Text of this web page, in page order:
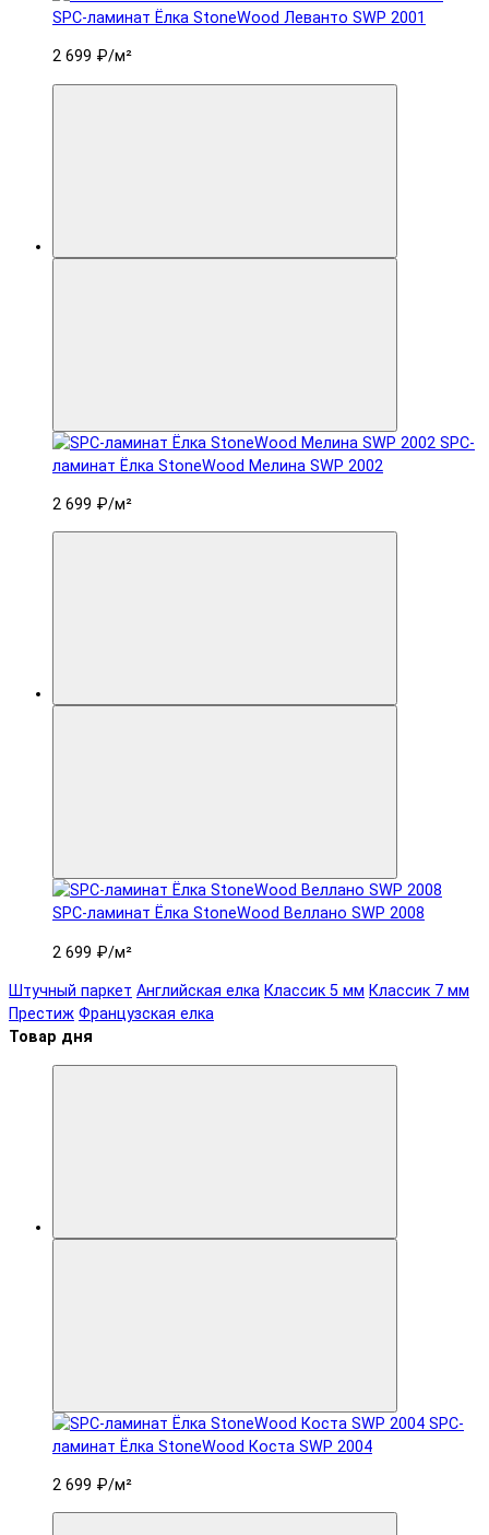
SPC-ламинат Ëлка StoneWood Леванто SWP 2001
2 699 ₽/м²
SPC-
ламинат Ëлка StoneWood Мелина SWP 2002
2 699 ₽/м²
SPC-ламинат Ëлка StoneWood Веллано SWP 2008
2 699 ₽/м²
Штучный паркет Английская елка Классик 5 мм Классик 7 мм
Престиж Французская елка
Товар дня
SPC-
ламинат Ëлка StoneWood Коста SWP 2004
2 699 ₽/м²